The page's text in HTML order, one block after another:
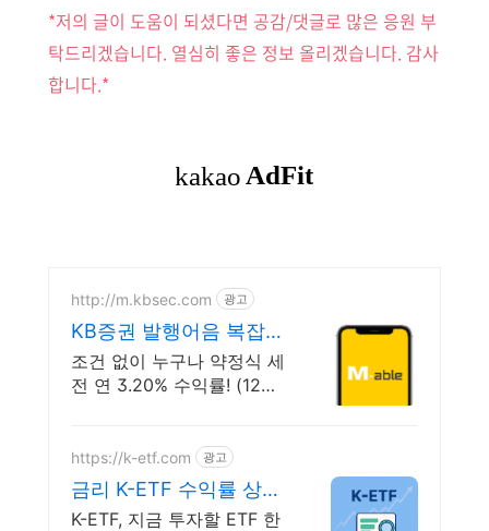
*저의 글이 도움이 되셨다면 공감/댓글로 많은 응원 부
탁드리겠습니다. 열심히 좋은 정보 올리겠습니다. 감사
합니다.*
http://m.kbsec.com 광고
KB증권 발행어음 복잡한
조건없이 누구나
조건 없이 누구나 약정식 세
전 연 3.20% 수익률! (12개
자 (최대 1년)
https://k-etf.com 광고
금리 K-ETF 수익률 상위
ETF 한눈에!
K-ETF, 지금 투자할 ETF 한